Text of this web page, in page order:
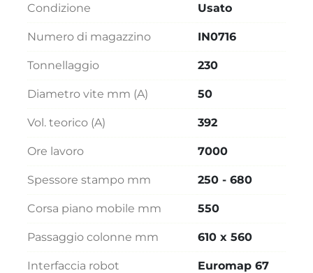
Condizione Usato
Numero di magazzino IN0716
Tonnellaggio 230
Diametro vite mm (A) 50
Vol. teorico (A) 392
Ore lavoro 7000
Spessore stampo mm 250 - 680
Corsa piano mobile mm 550
Passaggio colonne mm 610 x 560
Interfaccia robot Euromap 67